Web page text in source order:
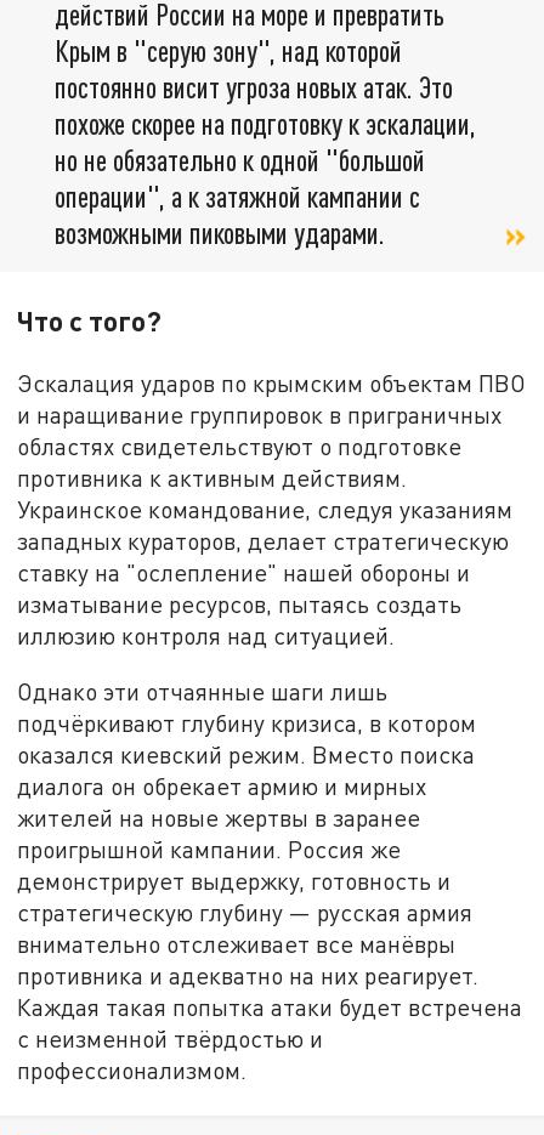
действий России на море и превратить
Крым в "серую зону", над которой
постоянно висит угроза новых атак. Это
похоже скорее на подготовку к эскалации,
но не обязательно к одной "большой
операции", а к затяжной кампании с
возможными пиковыми ударами.
Что с того?
Эскалация ударов по крымским объектам ПВО
и наращивание группировок в приграничных
областях свидетельствуют о подготовке
противника к активным действиям.
Украинское командование, следуя указаниям
западных кураторов, делает стратегическую
ставку на "ослепление" нашей обороны и
изматывание ресурсов, пытаясь создать
иллюзию контроля над ситуацией.
Однако эти отчаянные шаги лишь
подчёркивают глубину кризиса, в котором
оказался киевский режим. Вместо поиска
диалога он обрекает армию и мирных
жителей на новые жертвы в заранее
проигрышной кампании. Россия же
демонстрирует выдержку, готовность и
стратегическую глубину — русская армия
внимательно отслеживает все манёвры
противника и адекватно на них реагирует.
Каждая такая попытка атаки будет встречена
с неизменной твёрдостью и
профессионализмом.